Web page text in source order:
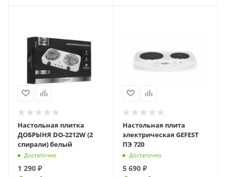
Настольная плитка
ДОБРЫНЯ DO-2212W (2
спирали) белый
Достаточно
1 290 ₽
Настольная плита
электрическая GEFEST
ПЭ 720
Достаточно
5 690₽